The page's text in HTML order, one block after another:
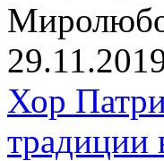
Хор
традиции